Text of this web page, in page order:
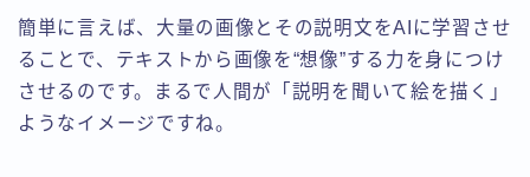
簡単に言えば、大量の画像とその説明文をAIに学習させ
ることで、テキストから画像を“想像”する力を身につけ
させるのです。まるで人間が「説明を聞いて絵を描く」
ようなイメージですね。